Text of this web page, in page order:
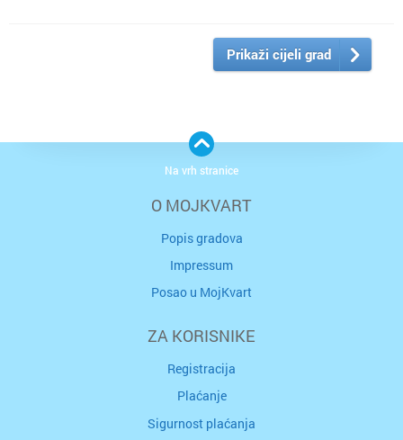
Prikaži cijeli grad
O MOJKVART
Popis gradova
Impressum
Posao u MojKvart
ZA KORISNIKE
Registracija
Plaćanje
Sigurnost plaćanja
Na vrh stranice